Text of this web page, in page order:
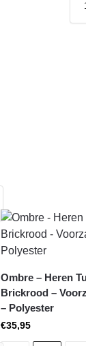
Ombre – Heren
Brickrood –
– Polyester
€35,95